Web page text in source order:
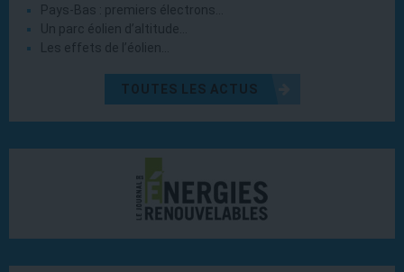
Pays-Bas : premiers électrons…
Un parc éolien d’altitude…
Les effets de l’éolien…
TOUTES LES ACTUS